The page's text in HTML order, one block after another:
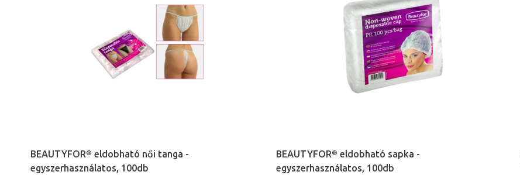
BEAUTYFOR® eldobható női tanga -
egyszerhasználatos, 100db
BEAUTYFOR® eldobható sapka -
egyszerhasználatos, 100db